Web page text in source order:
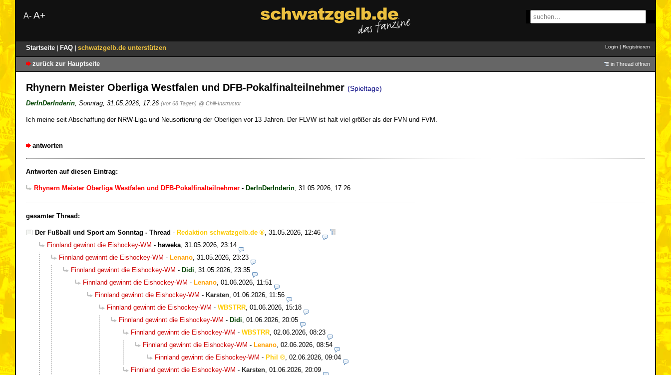
A- A+
Startseite FAQ schwatzgelb.de unterstützen Login | Registrieren
zurück zur Hauptseite in Thread öffnen
Rhynern Meister Oberliga Westfalen und DFB-Pokalfinalteilnehmer (Spieltage)
DerInDerInderin Sonntag, 31.05.2026, 17:26 (vor 68 Tagen) @ Chill-Instructor
Ich meine seit Abschaffung der NRW-Liga und Neusortierung der Oberligen vor 13 Jahren. Der FLVW ist halt viel größer als der FVN und FVM.
antworten
Antworten auf diesen Eintrag:
Rhynern Meister Oberliga Westfalen und DFB-Pokalfinalteilnehmer - DerInDerInderin 31.05.2026, 17:26
gesamter Thread:
Der Fußball und Sport am Sonntag - Thread - Redaktion schwatzgelb.de
31.05.2026, 12:46
Finnland gewinnt die Eishockey-WM - haweka 31.05.2026, 23:14
Finnland gewinnt die Eishockey-WM - Lenano 31.05.2026, 23:23
Finnland gewinnt die Eishockey-WM - Didi 31.05.2026, 23:35
Finnland gewinnt die Eishockey-WM - Lenano 01.06.2026, 11:51
Finnland gewinnt die Eishockey-WM - Karsten 01.06.2026, 11:56
Finnland gewinnt die Eishockey-WM - WBSTRR 01.06.2026, 15:18
Finnland gewinnt die Eishockey-WM - Didi 01.06.2026, 20:05
Finnland gewinnt die Eishockey-WM - WBSTRR 02.06.2026, 08:23
Finnland gewinnt die Eishockey-WM - Lenano 02.06.2026, 08:54
Finnland gewinnt die Eishockey-WM - Phil
02.06.2026, 09:04
Finnland gewinnt die Eishockey-WM - Karsten 01.06.2026, 20:09